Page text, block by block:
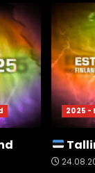
2025 -